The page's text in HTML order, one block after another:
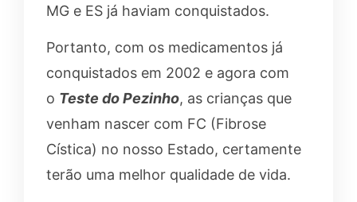
MG e ES já haviam conquistados.
Portanto, com os medicamentos já
conquistados em 2002 e agora com
o Teste do Pezinho, as crianças que
venham nascer com FC (Fibrose
Cística) no nosso Estado, certamente
terão uma melhor qualidade de vida.